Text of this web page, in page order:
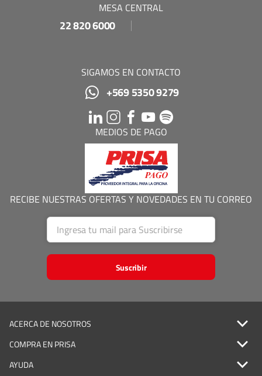
MESA CENTRAL
22 820 6000
SIGAMOS EN CONTACTO
+569 5350 9279
MEDIOS DE PAGO
RECIBE NUESTRAS OFERTAS Y NOVEDADES EN TU CORREO
Suscribir
ACERCA DE NOSOTROS
COMPRA EN PRISA
AYUDA